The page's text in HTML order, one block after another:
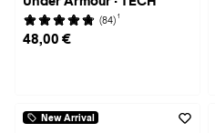
(84) 1
48,00 €
New Arrival